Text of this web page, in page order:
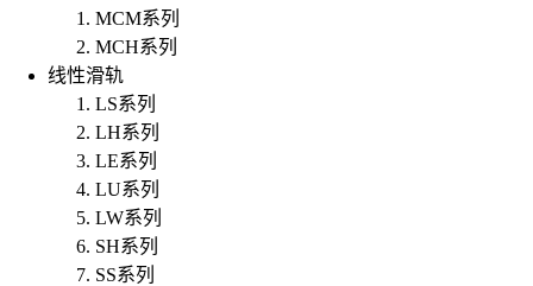
MCM系列
MCH系列
线性滑轨
LS系列
LH系列
LE系列
LU系列
LW系列
SH系列
SS系列